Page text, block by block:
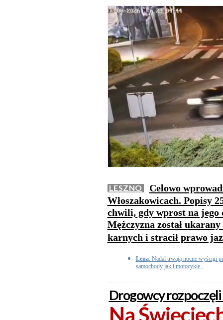
LESZNO
Celowo
Włoszakowicach. Popisy
chwili, gdy wprost na
Mężczyzna został
karnych i stracił prawo
Lena: Nadal trwają nocne wyścigi
samochody jak i motocykle .
Drogowcy
Na